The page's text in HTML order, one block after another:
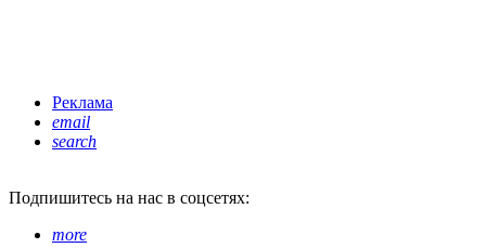
Реклама
email
search
Подпишитесь на нас в соцсетях:
more